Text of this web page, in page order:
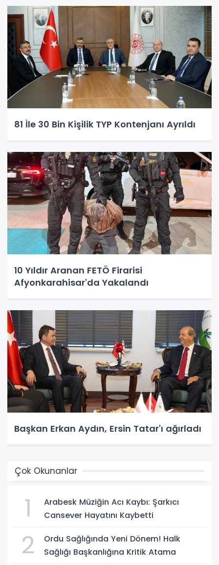
81 İle 30 Bin Kişilik TYP Kontenjanı Ayrıldı
10 Yıldır Aranan FETÖ Firarisi
Afyonkarahisar'da Yakalandı
Başkan Erkan Aydın, Ersin Tatar'ı ağırladı
Çok Okunanlar
1
Arabesk Müziğin Acı Kaybı: Şarkıcı
Cansever Hayatını Kaybetti
2
Ordu Sağlığında Yeni Dönem! Halk
Sağlığı Başkanlığına Kritik Atama